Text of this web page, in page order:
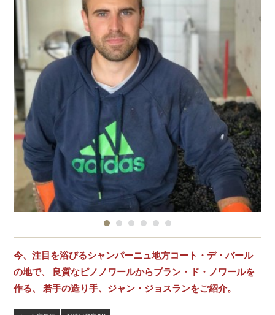
今、注目を浴びるシャンパーニュ地方コート・デ・バール
の地で、 良質なピノノワールからブラン・ド・ノワールを
作る、 若手の造り手、ジャン・ジョスランをご紹介。